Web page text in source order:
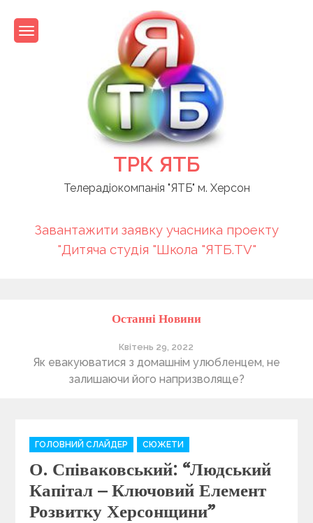
content
ТРК ЯТБ
Телерадіокомпанія "ЯТБ" м. Херсон
Завантажити заявку учасника проекту
"Дитяча студія "Школа "ЯТБ.TV"
Останні Новини
Квітень 29, 2022
з домашнім улюбленцем, не
залишаючи його напризволяще?
Понад 400
C
a
t
e
g
o
ГОЛОВНИЙ СЛАЙДЕР СЮЖЕТИ
О. Співаковський: “Людський
Капітал – Ключовий Елемент
Розвитку Херсонщини”